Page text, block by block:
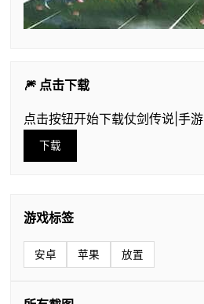
🎆 点击下载
点击按钮开始下载仗剑传说|手游
下载
游戏标签
安卓 苹果 放置